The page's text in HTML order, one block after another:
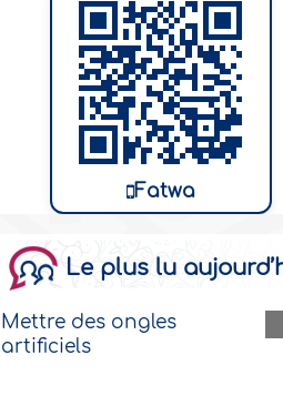
Fatwa
Le plus lu
Mettre des ongles
artificiels